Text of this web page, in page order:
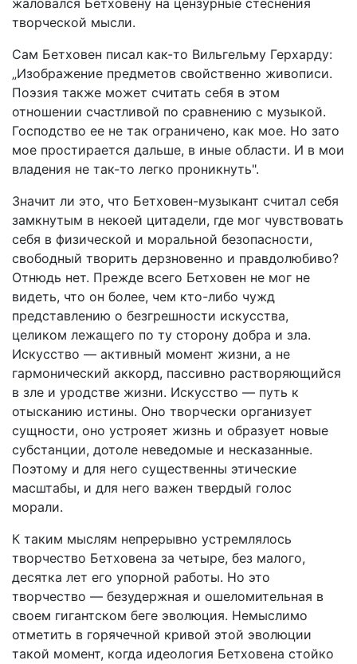
жаловался Бетховену на цензурные стеснения
творческой мысли.
Сам Бетховен писал как-то Вильгельму Герхарду:
„Изображение предметов свойственно живописи.
Поэзия также может считать себя в этом
отношении счастливой по сравнению с музыкой.
Господство ее не так ограничено, как мое. Но зато
мое простирается дальше, в иные области. И в мои
владения не так-то легко проникнуть".
Значит ли это, что Бетховен-музыкант считал себя
замкнутым в некоей цитадели, где мог чувствовать
себя в физической и моральной безопасности,
свободный творить дерзновенно и правдолюбиво?
Отнюдь нет. Прежде всего Бетховен не мог не
видеть, что он более, чем кто-либо чужд
представлению о безгрешности искусства,
целиком лежащего по ту сторону добра и зла.
Искусство — активный момент жизни, а не
гармонический аккорд, пассивно растворяющийся
в зле и уродстве жизни. Искусство — путь к
отысканию истины. Оно творчески организует
сущности, оно устрояет жизнь и образует новые
субстанции, дотоле неведомые и несказанные.
Поэтому и для него существенны этические
масштабы, и для него важен твердый голос
морали.
К таким мыслям непрерывно устремлялось
творчество Бетховена за четыре, без малого,
десятка лет его упорной работы. Но это
творчество — безудержная и ошеломительная в
своем гигантском беге эволюция. Немыслимо
отметить в горячечной кривой этой эволюции
такой момент, когда идеология Бетховена стойко